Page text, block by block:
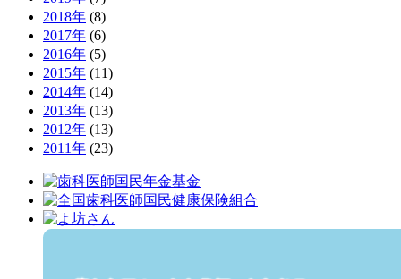
2018年 (8)
2017年 (6)
2016年 (5)
2015年 (11)
2014年 (14)
2013年 (13)
2012年 (13)
2011年 (23)